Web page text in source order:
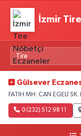
İzmir
Gülsever
FATİH MH. CAN EGELİ
0 (232) 512 98 11